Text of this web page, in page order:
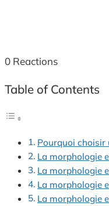
0 Reactions
Table of Contents
Pourquoi choisir
La morphologie
La morphologie
La morphologie
La morphologie